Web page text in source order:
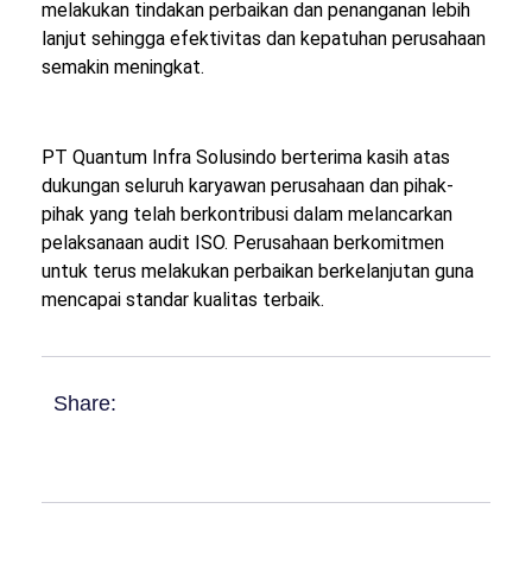
melakukan tindakan perbaikan dan penanganan lebih
lanjut sehingga efektivitas dan kepatuhan perusahaan
semakin meningkat.
PT Quantum Infra Solusindo berterima kasih atas
dukungan seluruh karyawan perusahaan dan pihak-
pihak yang telah berkontribusi dalam melancarkan
pelaksanaan audit ISO. Perusahaan berkomitmen
untuk terus melakukan perbaikan berkelanjutan guna
mencapai standar kualitas terbaik.
Share: